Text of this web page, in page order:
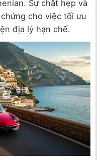
Sự chật hẹp và
cho việc tối ưu
địa lý hạn chế.